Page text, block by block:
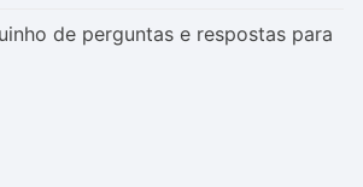
de perguntas e respostas para